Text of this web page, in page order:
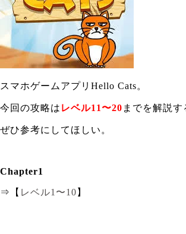
スマホゲームアプリHello Cats。
今回の攻略は レベル11〜20 までを解説す
ぜひ参考にしてほしい。
Chapter1
⇒【 レベル1〜10 】